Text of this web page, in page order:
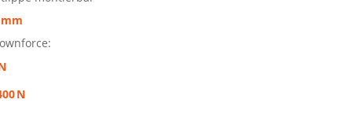
mm
N